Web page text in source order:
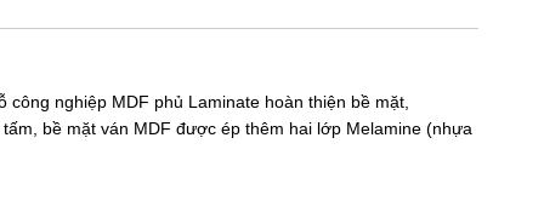
công nghiệp MDF phủ Laminate hoàn thiện bề mặt,
bề mặt ván MDF được ép thêm hai lớp Melamine (nhựa